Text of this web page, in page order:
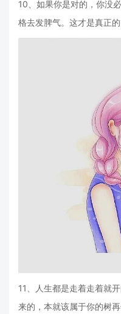
10、如果你是对的，你没
格去发脾气。这才是真正的
11、人生都是走着走着就
来的，本就该属于你的树